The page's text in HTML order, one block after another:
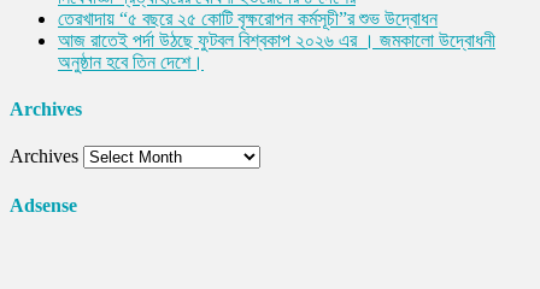
তেরখাদায় “৫ বছরে ২৫ কোটি বৃক্ষরোপন কর্মসূচী”র শুভ উদ্বোধন
আজ রাতেই পর্দা উঠছে ফুটবল বিশ্বকাপ ২০২৬ এর । জমকালো উদ্বোধনী
অনুষ্ঠান হবে তিন দেশে।
Archives
Archives
Adsense